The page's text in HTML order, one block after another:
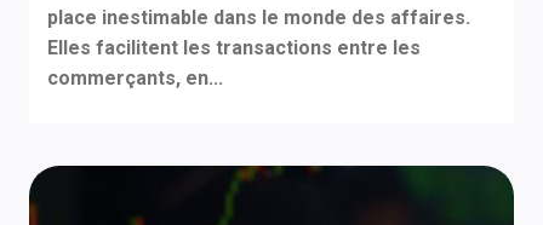
place inestimable dans le monde des affaires.
Elles facilitent les transactions entre les
commerçants, en...